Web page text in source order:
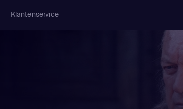
Klantenservice